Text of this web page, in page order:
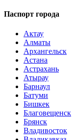
Паспорт города
Актау
Алматы
Архангельск
Астана
Астрахань
Атырау
Барнаул
Батуми
Бишкек
Благовещенск
Брянск
Владивосток